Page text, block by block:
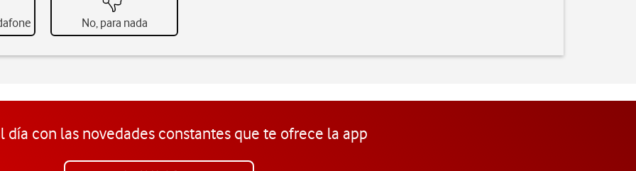
No, para nada
día con las novedades constantes que te ofrece la app